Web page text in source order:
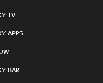
TV
APPS
BAR